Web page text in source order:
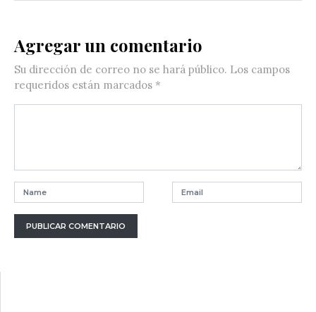
Agregar un comentario
Su dirección de correo no se hará público. Los campos
requeridos están marcados *